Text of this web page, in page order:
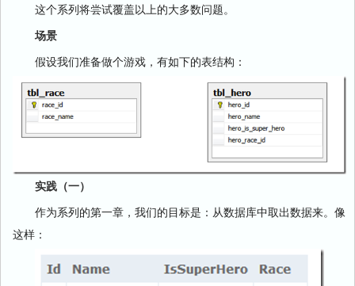
这个系列将尝试覆盖以上的大多数问题。
场景
假设我们准备做个游戏，有如下的表结构：
实践（一）
作为系列的第一章，我们的目标是：从数据库中取出数据来。像
这样：